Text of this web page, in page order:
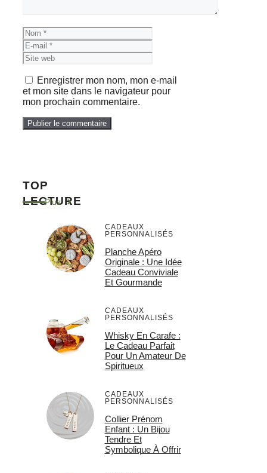
Nom
mail
web
Enregistrer mon nom, mon e-mail
et mon site dans le navigateur pour
mon prochain commentaire.
TOP
LECTURE
Plus
CADEAUX
PERSONNALISÉS
Planche Apéro
Originale : Une Idée
Cadeau Conviviale
Et Gourmande
CADEAUX
PERSONNALISÉS
Whisky En Carafe :
Le Cadeau Parfait
Pour Un Amateur De
Spiritueux
CADEAUX
PERSONNALISÉS
Collier Prénom
Enfant : Un Bijou
Tendre Et
Symbolique À Offrir